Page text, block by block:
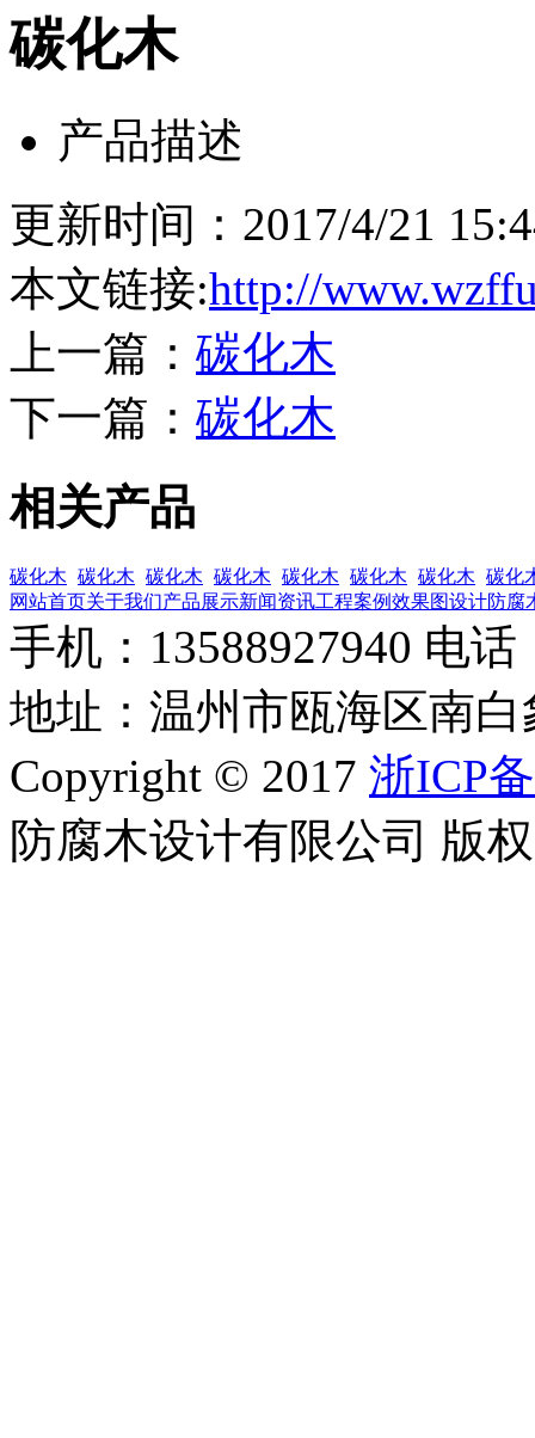
碳化木
产品描述
更新时间：2017/4/21
本文链接:http://
上一篇： 碳化木
下一篇： 碳化木
相关产品
碳化木 碳化木 碳化木 碳化木 碳化木 碳化木 碳化木 碳化
网站首页关于我们产品展示新闻资讯工程案例效果图设计防腐
手机：13588927940 电话
地址：温州市瓯海区南
Copyright © 2017 浙ICP
防腐木设计有限公司 版